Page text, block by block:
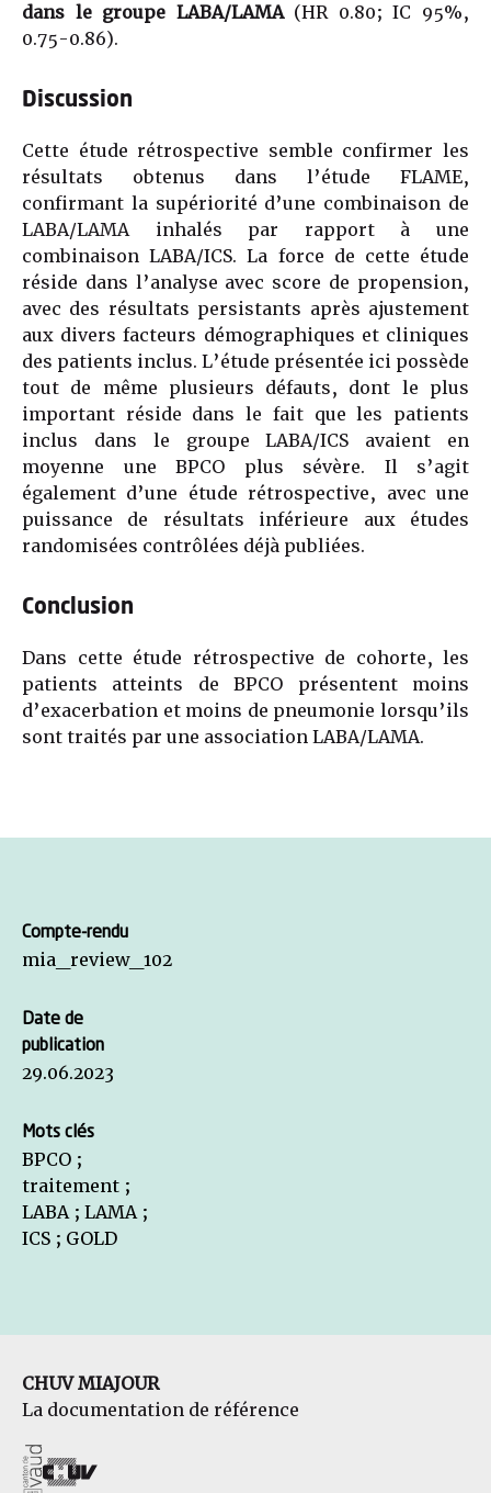
dans le groupe LABA/LAMA(HR 0.80; IC 95%,
0.75-0.86).
Discussion
Cette étude rétrospective semble confirmer les
résultats obtenus dans l’étude FLAME,
confirmant la supériorité d’une combinaison de
LABA/LAMA inhalés par rapport à une
combinaison LABA/ICS. La force de cette étude
réside dans l’analyse avec score de propension,
avec des résultats persistants après ajustement
aux divers facteurs démographiques et cliniques
des patients inclus. L’étude présentée ici possède
tout de même plusieurs défauts, dont le plus
important réside dans le fait que les patients
inclus dans le groupe LABA/ICS avaient en
moyenne une BPCO plus sévère. Il s’agit
également d’une étude rétrospective, avec une
puissance de résultats inférieure aux études
randomisées contrôlées déjà publiées.
Conclusion
Dans cette étude rétrospective de cohorte, les
patients atteints de BPCO présentent moins
d’exacerbation et moins de pneumonie lorsqu’ils
sont traités par une association LABA/LAMA.
Compte-rendu
mia_review_102
Date de
publication
29.06.2023
Mots clés
BPCO ;
traitement ;
LABA ; LAMA ;
ICS ; GOLD
CHUV MIAJOUR
La documentation de référence